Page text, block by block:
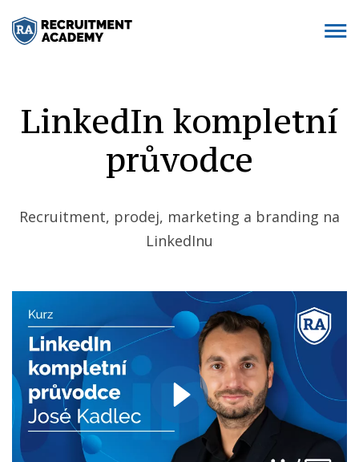
LinkedIn kompletní
průvodce
Recruitment, prodej, marketing a branding na
LinkedInu